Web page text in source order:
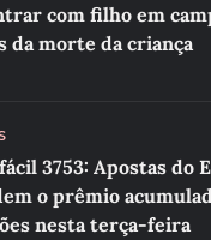
com filho em
da morte da criança
3753: Apostas do
o prêmio
nesta terça-feira